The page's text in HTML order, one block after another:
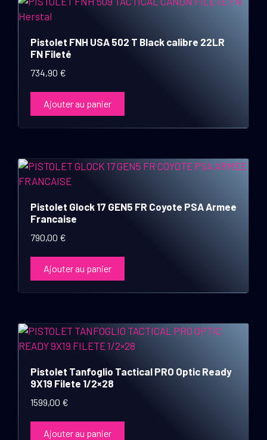
Pistolet FNH USA 502 T Black calibre 22LR
FN Fileté
734,90 €
Ajouter au panier
Pistolet Glock 17 GEN5 FR Coyote PSA Armee
Francaise
790,00 €
Ajouter au panier
Pistolet Tanfoglio Tactical PRO Optic Ready
9X19 Filete 1/2×28
1599,00 €
Ajouter au panier